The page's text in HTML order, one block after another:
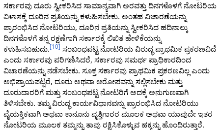
ಸರ್ಕಾರವು ದೂರು ಸ್ವೀಕರಿಸಿದ ಸಾಮಾನ್ಯವಾಗಿ ಅರವತ್ತು ದಿನಗಳೊಳಗೆ ನೋಟರಿಯ
ವಿಳಾಸಕ್ಕೆ ದೂರಿನ ಪ್ರತಿಯನ್ನು ಕಳುಹಿಸಬೇಕು. ಅಂತಹ ವಿಚಾರಣೆಯನ್ನು
ಪ್ರಾರಂಭಿಸಿದ ನೋಟರಿಯು, ದೂರಿನ ಪ್ರತಿಯನ್ನು ಸ್ವೀಕರಿಸಿದ ಹದಿನಾಲ್ಕು
ದಿನಗಳೊಳಗೆ ತನ್ನ ರಕ್ಷಣೆಗಾಗಿ ಸರ್ಕಾರಕ್ಕೆ ಲಿಖಿತ ಹೇಳಿಕೆಯನ್ನು
ಕಳುಹಿಸಬಹುದು.[10] ಸಂಬಂಧಪಟ್ಟ ನೋಟರಿಯ ವಿರುದ್ಧ ಪ್ರಾಥಮಿಕ ಪ್ರಕರಣವಿದೆ
ಎಂದು ಸರ್ಕಾರವು ಪರಿಗಣಿಸಿದರೆ, ಸರ್ಕಾರವು ಸಮರ್ಥ ಪ್ರಾಧಿಕಾರದಿಂದ
ವಿಚಾರಣೆಯನ್ನು ನಡೆಸಬೇಕು. ಸೂಕ್ತ ಸರ್ಕಾರವು ಪ್ರಾಥಮಿಕ ಪ್ರಕರಣವಿಲ್ಲ ಎಂದು
ಅಭಿಪ್ರಾಯಪಟ್ಟರೆ, ದೂರು ಅಥವಾ ಆರೋಪವನ್ನು ಸಲ್ಲಿಸಬೇಕು ಮತ್ತು
ದೂರುದಾರರಿಗೆ ಮತ್ತು ಸಂಬಂಧಪಟ್ಟ ನೋಟರಿಗೆ ಅದಕ್ಕೆ ಅನುಗುಣವಾಗಿ
ತಿಳಿಸಬೇಕು. ತಮ್ಮ ವಿರುದ್ಧ ಕಾರ್ಯವಿಧಾನವನ್ನು ಪ್ರಾರಂಭಿಸಿದ ನೋಟರಿಯು
ವೈಯಕ್ತಿಕವಾಗಿ ಅಥವಾ ಕಾನೂನು ವೃತ್ತಿಗಾರರ ಮೂಲಕ ಅಥವಾ ಯಾವುದೇ ಇತರ
ನೋಟರಿಯ ಮೂಲಕ ತಮ್ಮನ್ನು ತಾವು ರಕ್ಷಿಸಿಕೊಳ್ಳುವ ಹಕ್ಕನ್ನು ಹೊಂದಿರುತ್ತಾರೆ.